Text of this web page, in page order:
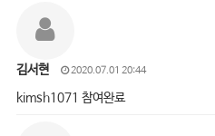
김서현 2020.07.01 20:44
kimsh1071 참여완료